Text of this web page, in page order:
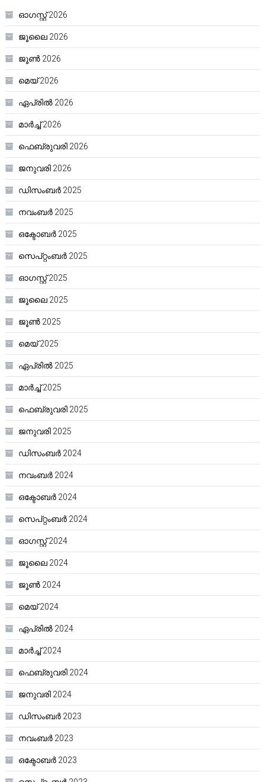
ഓഗസ്റ്റ്‌ 2026
ജൂലൈ 2026
ജൂൺ 2026
മെയ്‌ 2026
ഏപ്രിൽ 2026
മാർച്ച്‌ 2026
ഫെബ്രുവരി 2026
ജനുവരി 2026
ഡിസംബർ 2025
നവംബർ 2025
ഒക്ടോബർ 2025
സെപ്റ്റംബർ 2025
ഓഗസ്റ്റ്‌ 2025
ജൂലൈ 2025
ജൂൺ 2025
മെയ്‌ 2025
ഏപ്രിൽ 2025
മാർച്ച്‌ 2025
ഫെബ്രുവരി 2025
ജനുവരി 2025
ഡിസംബർ 2024
നവംബർ 2024
ഒക്ടോബർ 2024
സെപ്റ്റംബർ 2024
ഓഗസ്റ്റ്‌ 2024
ജൂലൈ 2024
ജൂൺ 2024
മെയ്‌ 2024
ഏപ്രിൽ 2024
മാർച്ച്‌ 2024
ഫെബ്രുവരി 2024
ജനുവരി 2024
ഡിസംബർ 2023
നവംബർ 2023
ഒക്ടോബർ 2023